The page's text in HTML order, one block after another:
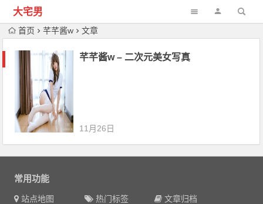
大宅男
首页 芊芊酱w 文章
芊芊酱w – 二次元美女写真
11月26日
常用功能
站点地图 热门标签
文章归档